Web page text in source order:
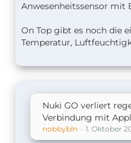
Anwesenheitssensor mit
On Top gibt es noch die
Temperatur,
Nuki GO verliert
Verbindung mit
nobbybln 1. Oktober